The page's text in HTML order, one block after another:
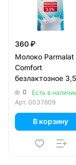
360 ₽
Молоко Parmalat
Сomfort
безлактозное
БЗМЖ 1 литр
0
Есть в
Арт. 0037609
В корзину